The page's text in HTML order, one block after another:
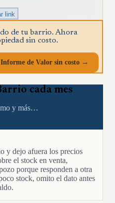
link
de tu barrio. Ahora
sin costo.
de Valor sin costo →
cada mes
y más…
y dejo afuera los precios
el stock en venta,
porque responden a otra
stock, omito el dato antes